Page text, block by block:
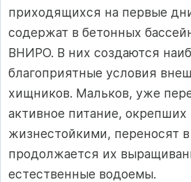
приходящихся на первые
содержат в бетонных
ВНИРО. В них создаются
благоприятные условия
хищников. Мальков, уже
активное питание,
жизнестойкими, переносят
продолжается их
естественные водоемы.